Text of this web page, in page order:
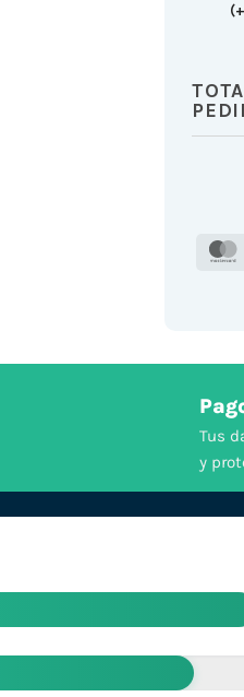
(+
Tus
y